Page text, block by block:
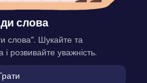
слова
слова”. Шукайте та
розвивайте уважність.